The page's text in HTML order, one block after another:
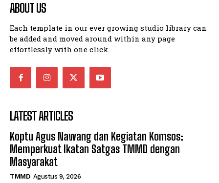
ABOUT US
Each template in our ever growing studio library can
be added and moved around within any page
effortlessly with one click.
LATEST ARTICLES
Koptu Agus Nawang dan Kegiatan Komsos:
Memperkuat Ikatan Satgas TMMD dengan
Masyarakat
TMMD Agustus 9, 2026